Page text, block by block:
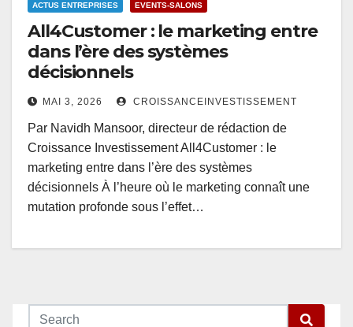
ACTUS ENTREPRISES EVENTS-SALONS
All4Customer : le marketing entre
dans l’ère des systèmes
décisionnels
MAI 3, 2026 CROISSANCEINVESTISSEMENT
Par Navidh Mansoor, directeur de rédaction de
Croissance Investissement All4Customer : le
marketing entre dans l’ère des systèmes
décisionnels À l’heure où le marketing connaît une
mutation profonde sous l’effet…